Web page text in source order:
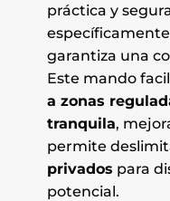
práctica y
garantiza una
Este mando
a zonas
tranquila,
permite
privados para
potencial.